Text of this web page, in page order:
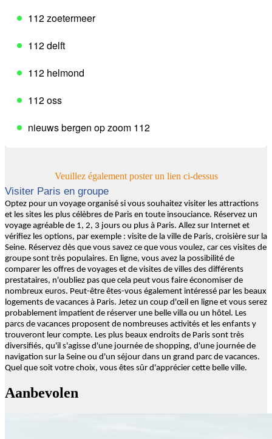
112 zoetermeer
112 delft
112 helmond
112 oss
nieuws bergen op zoom 112
Veuillez également poster un lien ci-dessus
Visiter Paris en groupe
Optez pour un voyage organisé si vous souhaitez visiter les attractions
et les sites les plus célèbres de Paris en toute insouciance. Réservez un
voyage agréable de 1, 2, 3 jours ou plus à Paris. Allez sur Internet et
vérifiez les options, par exemple : visite de la ville de Paris, croisière sur la
Seine. Réservez dès que vous savez ce que vous voulez, car ces visites de
groupe sont très populaires. En ligne, vous avez la possibilité de
comparer les offres de voyages et de visites de villes des différents
prestataires, n'oubliez pas que cela peut vous faire économiser de
nombreux euros. Peut-être êtes-vous également intéressé par les beaux
logements de vacances à Paris. Jetez un coup d'œil en ligne et vous serez
probablement impatient de réserver une belle villa ou un hôtel. Les
parcs de vacances proposent de nombreuses activités et les enfants y
trouveront leur compte. Les plus beaux endroits de Paris sont très
diversifiés, qu'il s'agisse d'une journée de shopping, d'une journée de
navigation sur la Seine ou d'un séjour dans un grand parc de vacances.
Quel que soit votre choix, vous êtes sûr d'apprécier cette belle ville.
Aanbevolen